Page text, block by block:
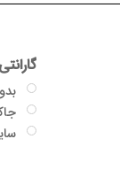
گارانتی